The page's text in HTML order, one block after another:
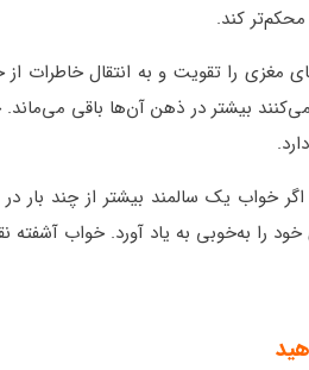
کند.
مغزی را تقویت و به انتقال
خواب یک سالمند بیشتر از چند
را به‌خوبی به یاد آورد. خواب